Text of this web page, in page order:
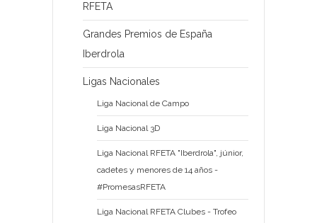
RFETA
Grandes Premios de España
Iberdrola
Ligas Nacionales
Liga Nacional de Campo
Liga Nacional 3D
Liga Nacional RFETA "Iberdrola", júnior,
cadetes y menores de 14 años -
#PromesasRFETA
Liga Nacional RFETA Clubes - Trofeo